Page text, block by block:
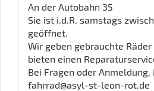
An der Autobahn 35
Sie ist i.d.R. samstags
geöffnet.
Wir geben gebrauchte
bieten einen
Bei Fragen oder Anmeldung,
fahrrad@asyl-st-leon-